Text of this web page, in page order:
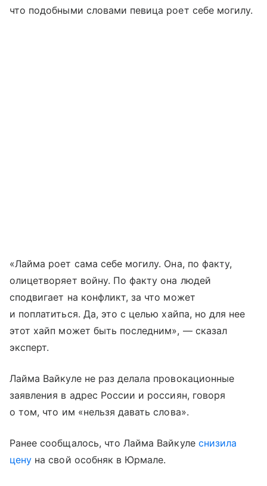
что подобными словами певица роет себе могилу.
«Лайма роет сама себе могилу. Она, по факту,
олицетворяет войну. По факту она людей
сподвигает на конфликт, за что может
и поплатиться. Да, это с целью хайпа, но для нее
этот хайп может быть последним», — сказал
эксперт.
Лайма Вайкуле не раз делала провокационные
заявления в адрес России и россиян, говоря
о том, что им «нельзя давать слова».
Ранее сообщалось, что Лайма Вайкуле снизила
цену на свой особняк в Юрмале.